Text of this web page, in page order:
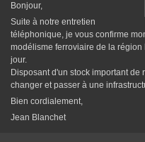
Bonjour,
Suite à notre entretien
téléphonique, je vous confirme
modélisme ferroviaire de la
jour.
Disposant d'un stock important
changer et passer à une
Bien cordialement,
Jean Blanchet